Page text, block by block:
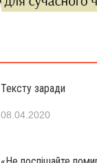
Тексту заради
08.04.2020